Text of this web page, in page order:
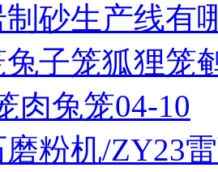
制砂生产线有
兔子笼狐狸笼
肉兔笼04-10
磨粉机/ZY23